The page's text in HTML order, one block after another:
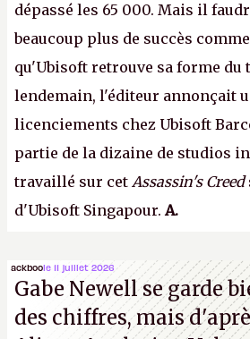
dépassé les 65 000. Mais il
beaucoup plus de succès
qu'Ubisoft retrouve sa forme du
lendemain, l'éditeur annonçait
licenciements chez Ubisoft
partie de la dizaine de studios
travaillé sur cet Assassin's Creed
d'Ubisoft Singapour.A.
ackboole 11 juillet 2026
Gabe Newell se garde
des chiffres, mais